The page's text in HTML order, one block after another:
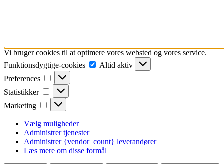
Vi bruger cookies til at optimere vores websted og vores service.
Funktionsdygtige-cookies
Funktionsdygtige-
cookies
Altid aktiv
Preferences
Preferences
Statistikker Statistikker
Marketing Marketing
Vælg muligheder
Administrer tjenester
Administrer {vendor_count} leverandører
Læs mere om disse formål